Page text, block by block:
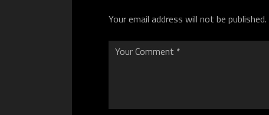
Your email address will not be published.